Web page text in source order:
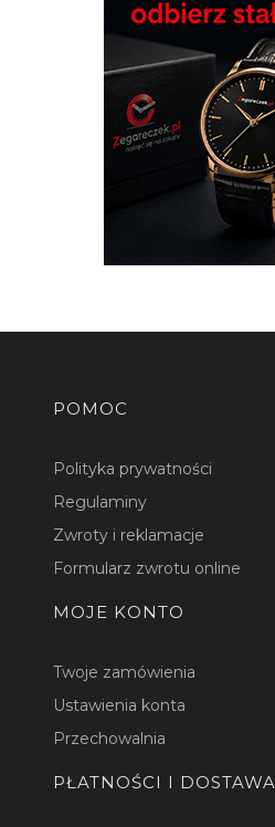
Linki w stopce
POMOC
Polityka prywatności
Regulaminy
Zwroty i reklamacje
Formularz zwrotu online
MOJE KONTO
Twoje zamówienia
Ustawienia konta
Przechowalnia
PŁATNOŚCI I DOSTAWA